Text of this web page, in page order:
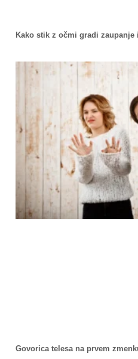
Kako stik z očmi gradi zaupanje
Govorica telesa na prvem